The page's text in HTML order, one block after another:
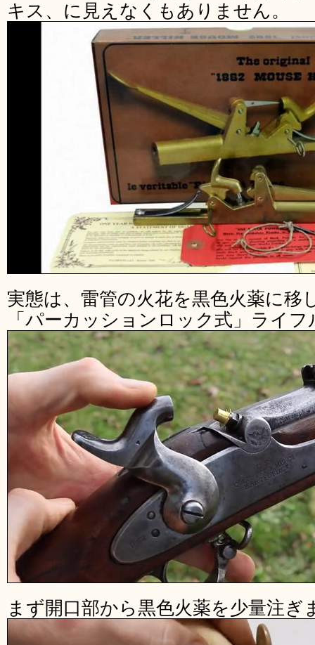
キス、に見えなくもありません。
実態は、雷管の火花を黒色火薬に移
「パーカッションロック式」ライ
まず開口部から黒色火薬を少量注ぎ